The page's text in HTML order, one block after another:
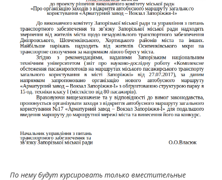
По нему будут курсировать только вместительные